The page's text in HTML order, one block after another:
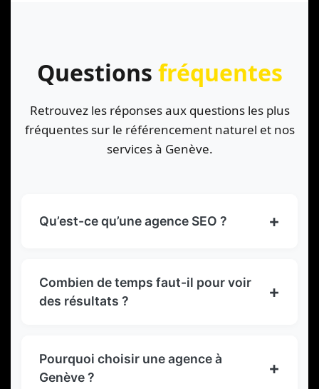
Questions fréquentes
Retrouvez les réponses aux questions les plus
fréquentes sur le référencement naturel et nos
services à Genève.
Qu’est-ce qu’une agence SEO ? +
spécialisée dans l’optimisation des sites
web pour les moteurs de recherche. Elle
organique et à attirer plus de clients
potentiels grâce au référencement
Combien de temps faut-il pour voir
des résultats ?
+
long terme. Les premiers résultats « Quick
Wins » sont visibles dès le premier mois
Pourquoi choisir une agence à
Genève ?
+